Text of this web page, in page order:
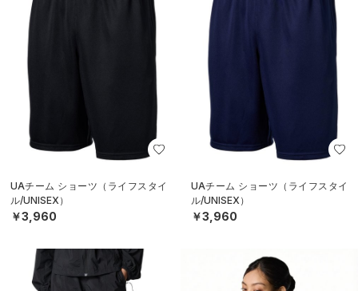
UAチーム ショーツ（ライフスタイ
ル/UNISEX）
￥3,960
UAチーム ショーツ（ライフスタイ
ル/UNISEX）
￥3,960